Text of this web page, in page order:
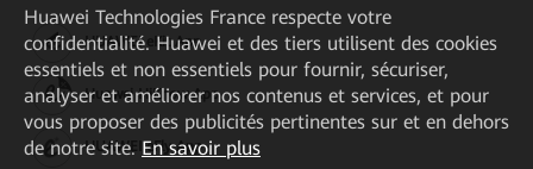
HUAWEI eKit App
Huawei HiKnow App
HUAWEI eFly App
Huawei Technologies France respecte votre
confidentialité. Huawei et des tiers utilisent des cookies
essentiels et non essentiels pour fournir, sécuriser,
analyser et améliorer nos contenus et services, et pour
vous proposer des publicités pertinentes sur et en dehors
de notre site. En savoir plus